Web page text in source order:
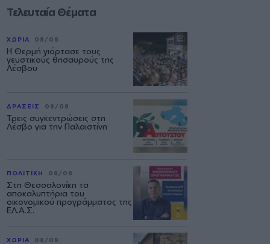
Τελευταία Θέματα
ΧΩΡΙΑ 08/08
Η Θερμή γιόρτασε τους
γευστικούς θησαυρούς της
Λέσβου
ΔΡΑΣΕΙΣ 08/08
Τρεις συγκεντρώσεις στη
Λέσβο για την Παλαιστίνη
ΠΟΛΙΤΙΚΗ 08/08
Στη Θεσσαλονίκη τα
αποκαλυπτήρια του
οικονομικού προγράμματος της
ΕΛ.Α.Σ.
ΧΩΡΙΑ 08/08